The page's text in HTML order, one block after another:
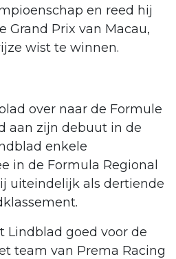
en reed hij
Grand Prix van Macau,
wist te winnen.
over naar de Formule
aan zijn debuut in de
enkele
in de Formula Regional
uiteindelijk als dertiende
Lindblad goed voor de
team van Prema Racing